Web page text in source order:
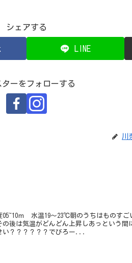
シェアする
LINE
ターをフォローする
川
ｍ 水温19～23℃朝のうちはものすご
の後は気温がどんどん上昇しあっという間
い？？？？？？でびろー...